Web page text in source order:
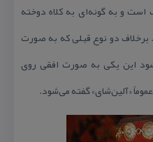
و به گونه‌ای به كلاه دوخته
دو نوع قبلی كه به صورت
این یكی به صورت افقی روی
«آلین‌شای» گفته می‌شود.